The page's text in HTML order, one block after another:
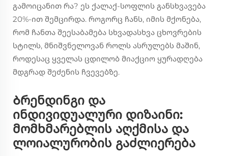
გამოიცანით რა? ეს ქალაქ-სოფლის განსხვავება
20%-ით შემცირდა. როგორც ჩანს, იმის მქონება,
რომ ჩანთა შეესაბამება სხვადასხვა ცხოვრების
სტილს, მნიშვნელოვან როლს ასრულებს მაშინ,
როდესაც ყველას ცდილობ მიაქციო ყურადღება
მდგრად შეძენის ჩვევებზე.
Ბრენდინგი და
ინდივიდუალური დიზაინი:
მომხმარებლის აღქმისა და
ლოიალურობის გაძლიერება